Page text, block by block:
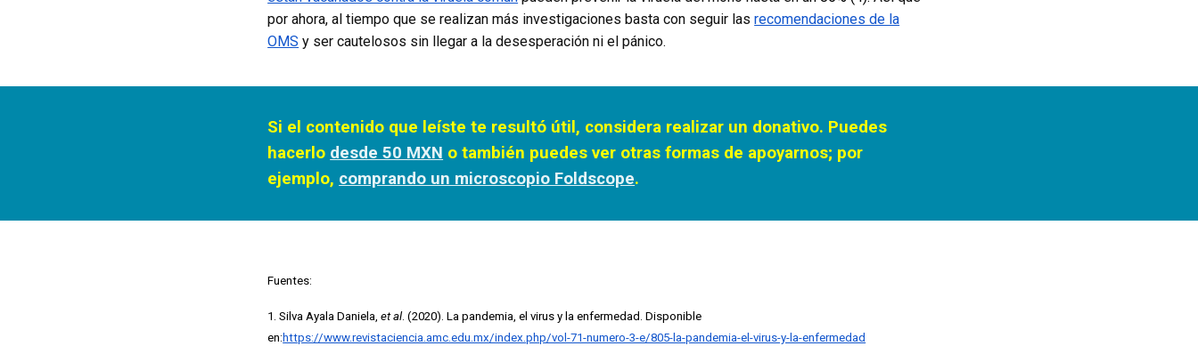
por ahora, al tiempo que se realizan más investigaciones basta con seguir las recomendaciones de la
OMS y ser cautelosos sin llegar a la desesperación ni el pánico.
Si el contenido que leíste te resultó útil, considera realizar un donativo. Puedes
hacerlo desde 50 MXN o también puedes ver otras formas de apoyarnos; por
ejemplo, comprando un microscopio Foldscope.
Fuentes:
1. Silva Ayala Daniela,et al. (2020). La pandemia, el virus y la enfermedad. Disponible
en: https://www.revistaciencia.amc.edu.mx/index.php/vol-71-numero-3-e/805-la-pandemia-el-virus-y-la-enfermedad